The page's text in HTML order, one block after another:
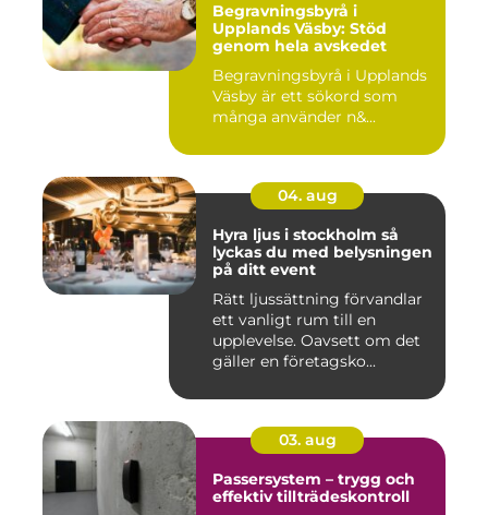
Begravningsbyrå i
Upplands Väsby: Stöd
genom hela avskedet
Begravningsbyrå i Upplands
Väsby är ett sökord som
många använder n&...
04. aug
Hyra ljus i stockholm så
lyckas du med belysningen
på ditt event
Rätt ljussättning förvandlar
ett vanligt rum till en
upplevelse. Oavsett om det
gäller en företagsko...
03. aug
Passersystem – trygg och
effektiv tillträdeskontroll